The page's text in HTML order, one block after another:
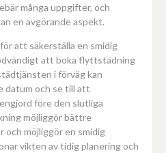
många uppgifter, och
en avgörande aspekt.
att säkerställa en smidig
att boka flyttstädning
i förväg kan
datum och se till att
före den slutliga
möjliggör bättre
och möjliggör en smidig
vikten av tidig planering och